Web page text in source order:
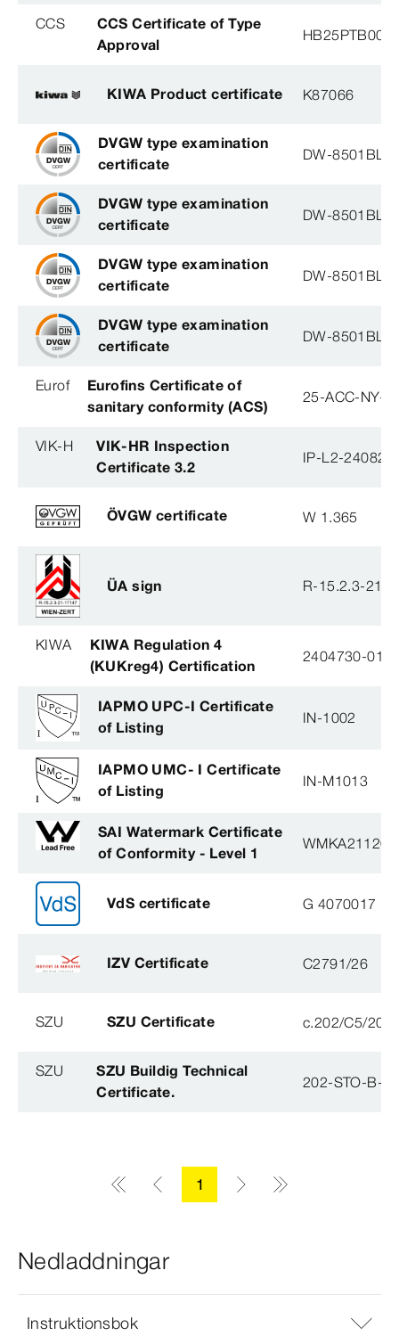
CCS
CCS Certificate of Type
Approval
KIWA Product certificate K87066
DVGW type examination
certificate
DW-
DVGW type examination
certificate
DW-
DVGW type examination
certificate
DW-
DVGW type examination
certificate
DW-
Eurof
Eurofins Certificate of
sanitary conformity (ACS)
25-ACC-NY-
VIK-H
VIK-HR Inspection
Certificate 3.2
IP-L2-
ÖVGW certificate W 1.365
ÜA sign R-15.2.3-21-
KIWA
KIWA Regulation 4
(KUKreg4) Certification
2404730-01
IAPMO UPC-I Certificate
of Listing
IN-1002
IAPMO UMC- I Certificate
of Listing
IN-M1013
SAI Watermark Certificate
of Conformity - Level 1
WMKA21120
VdS certificate G 4070017
IZV Certificate C2791/26
SZU SZU Certificate c.202/C5/
SZU
SZU Buildig Technical
Certificate.
202-STO-B-
1
Nedladdningar
Instruktionsbok